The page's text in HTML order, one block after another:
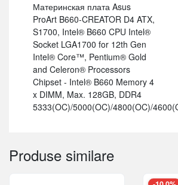
Материнская плата Asus
ProArt B660-CREATOR D4 ATX,
S1700, Intel® B660 CPU Intel®
Socket LGA1700 for 12th Gen
Intel® Core™, Pentium® Gold
and Celeron® Processors
Chipset - Intel® B660 Memory 4
x DIMM, Max. 128GB, DDR4
5333(OC)/5000(OC)/4800(OC)/
Produse similare